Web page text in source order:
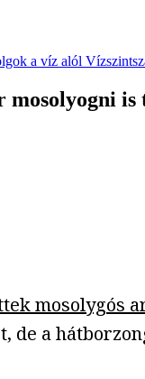
a víz alól
is
mosolygós
a